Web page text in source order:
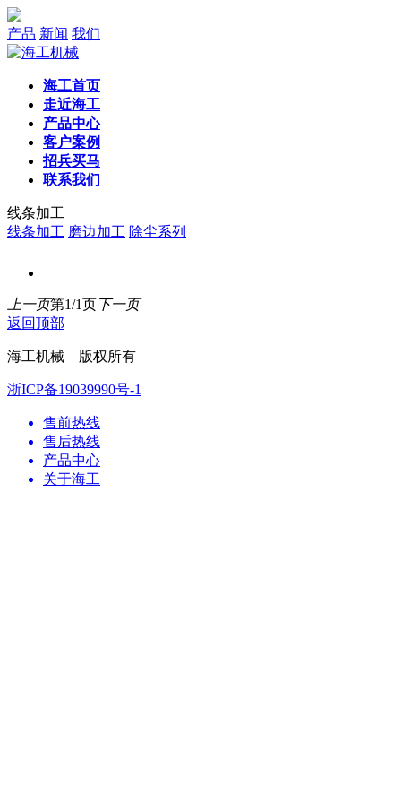
产品 新闻 我们
海工首页
走近海工
产品中心
客户案例
招兵买马
联系我们
线条加工
线条加工 磨边加工 除尘系列
上一页第1/1页下一页
返回顶部
海工机械 版权所有
浙ICP备19039990号-1
售前热线
售后热线
产品中心
关于海工